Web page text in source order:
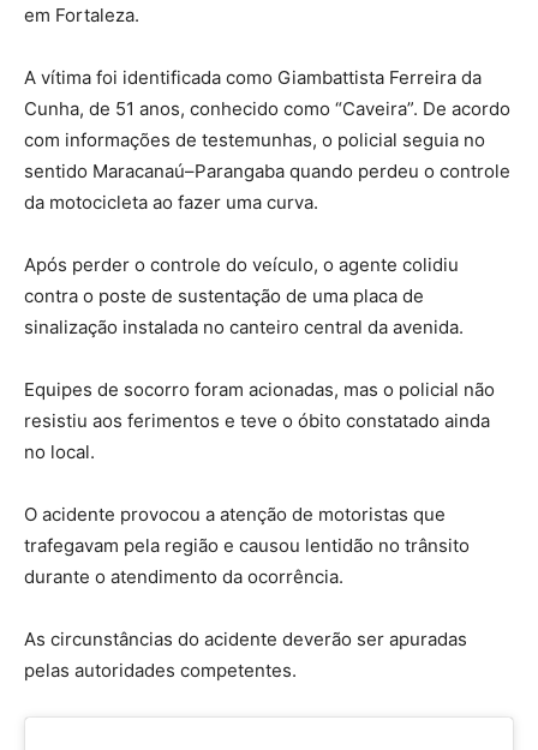
em Fortaleza.
A vítima foi identificada como Giambattista Ferreira da
Cunha, de 51 anos, conhecido como “Caveira”. De acordo
com informações de testemunhas, o policial seguia no
sentido Maracanaú–Parangaba quando perdeu o controle
da motocicleta ao fazer uma curva.
Após perder o controle do veículo, o agente colidiu
contra o poste de sustentação de uma placa de
sinalização instalada no canteiro central da avenida.
Equipes de socorro foram acionadas, mas o policial não
resistiu aos ferimentos e teve o óbito constatado ainda
no local.
O acidente provocou a atenção de motoristas que
trafegavam pela região e causou lentidão no trânsito
durante o atendimento da ocorrência.
As circunstâncias do acidente deverão ser apuradas
pelas autoridades competentes.